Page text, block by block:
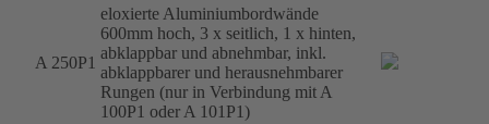
A 250P1
eloxierte Aluminiumbordwände
600mm hoch, 3 x seitlich, 1 x hinten,
abklappbar und abnehmbar, inkl.
abklappbarer und herausnehmbarer
Rungen (nur in Verbindung mit A
100P1 oder A 101P1)